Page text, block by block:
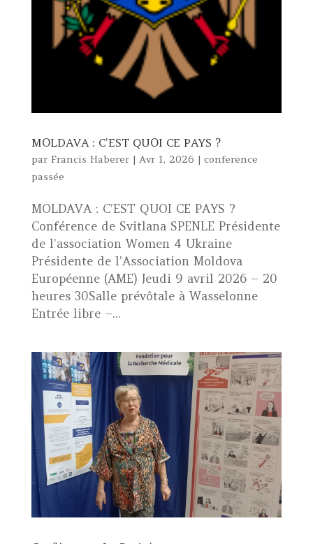
MOLDAVA : C’EST QUOI CE PAYS ?
par Francis Haberer| Avr 1, 2026 | conference
passée
MOLDAVA : C’EST QUOI CE PAYS ?
Conférence de Svitlana SPENLE Présidente
de l’association Women 4 Ukraine
Présidente de l’Association Moldova
Européenne (AME) Jeudi 9 avril 2026 – 20
heures 30Salle prévôtale à Wasselonne
Entrée libre –...